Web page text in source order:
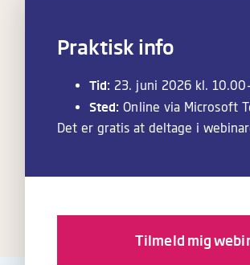
Praktisk info
Tid: 23. juni 2026 kl.
Sted: Online via Microsoft
Det er gratis at deltage i
Tilmeld mig